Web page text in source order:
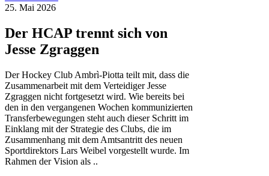
25. Mai 2026
Der HCAP trennt sich von
Jesse Zgraggen
Der Hockey Club Ambrì-Piotta teilt mit, dass die
Zusammenarbeit mit dem Verteidiger Jesse
Zgraggen nicht fortgesetzt wird. Wie bereits bei
den in den vergangenen Wochen kommunizierten
Transferbewegungen steht auch dieser Schritt im
Einklang mit der Strategie des Clubs, die im
Zusammenhang mit dem Amtsantritt des neuen
Sportdirektors Lars Weibel vorgestellt wurde. Im
Rahmen der Vision als ..